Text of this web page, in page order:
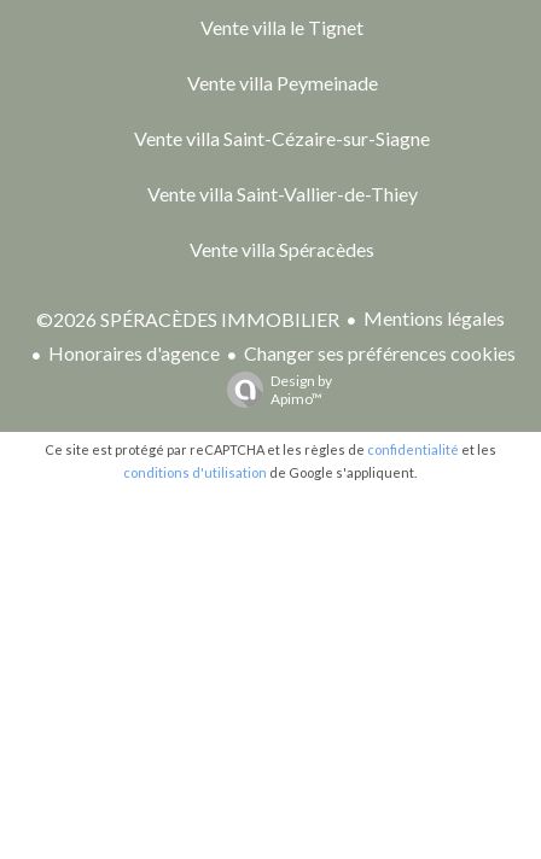
Vente villa le Tignet
Vente villa Peymeinade
Vente villa Saint-Cézaire-sur-Siagne
Vente villa Saint-Vallier-de-Thiey
Vente villa Spéracèdes
©2026 SPÉRACÈDES IMMOBILIER
Mentions légales
Honoraires d'agence
Changer ses préférences cookies
Design by
Apimo™
Ce site est protégé par reCAPTCHA et les règles de confidentialité et les
conditions d'utilisation de Google s'appliquent.